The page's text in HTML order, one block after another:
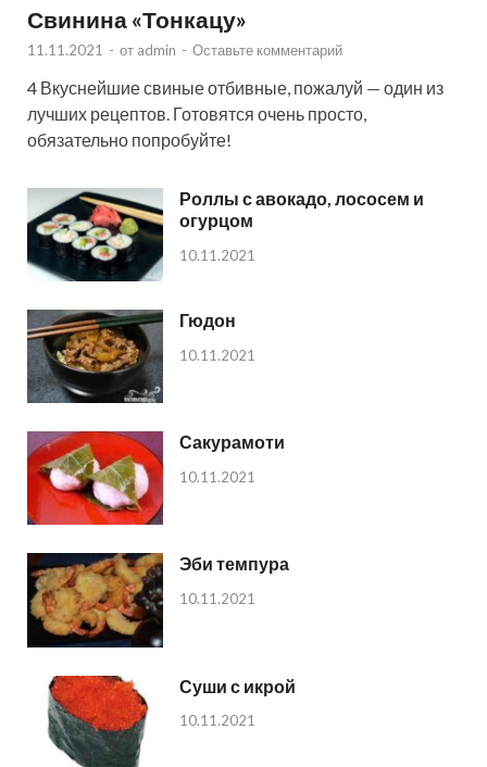
Свинина «Тонкацу»
11.11.2021 - от admin - Оставьте комментарий
4 Вкуснейшие свиные отбивные, пожалуй — один из
лучших рецептов. Готовятся очень просто,
обязательно попробуйте!
Роллы с авокадо, лососем и
огурцом
10.11.2021
Гюдон
10.11.2021
Сакурамоти
10.11.2021
Эби темпура
10.11.2021
Суши с икрой
10.11.2021